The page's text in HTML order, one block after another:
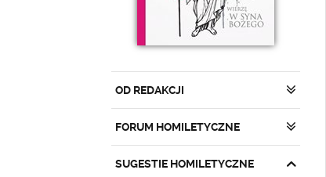
OD REDAKCJI
FORUM HOMILETYCZNE
SUGESTIE HOMILETYCZNE